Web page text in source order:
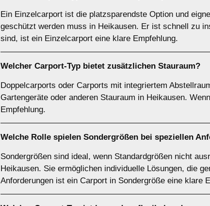
Ein Einzelcarport ist die platzsparendste Option und
geschützt werden muss in Heikausen. Er ist schnell zu
sind, ist ein Einzelcarport eine klare Empfehlung.
Welcher Carport-Typ bietet zusätzlichen Stauraum?
Doppelcarports oder Carports mit integriertem
Gartengeräte oder anderen Stauraum in Heikausen.
Empfehlung.
Welche Rolle spielen Sondergrößen bei speziellen
Sondergrößen sind ideal, wenn Standardgrößen nicht
Heikausen. Sie ermöglichen individuelle Lösungen, die
Anforderungen ist ein Carport in Sondergröße eine klare